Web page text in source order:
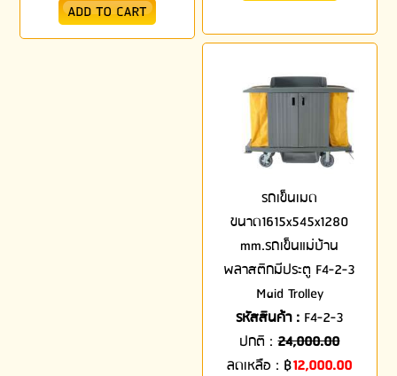
รถเข็นเมด
ขนาด1615x545x1280
mm.รถเข็นแม่บ้าน
พลาสติกมีประตู F4-2-3
Maid Trolley
รหัสสินค้า : F4-2-3
ปกติ :24,000.00
ลดเหลือ : ฿12,000.00